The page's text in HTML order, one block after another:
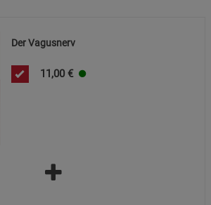
Der Vagusnerv
11,00 €